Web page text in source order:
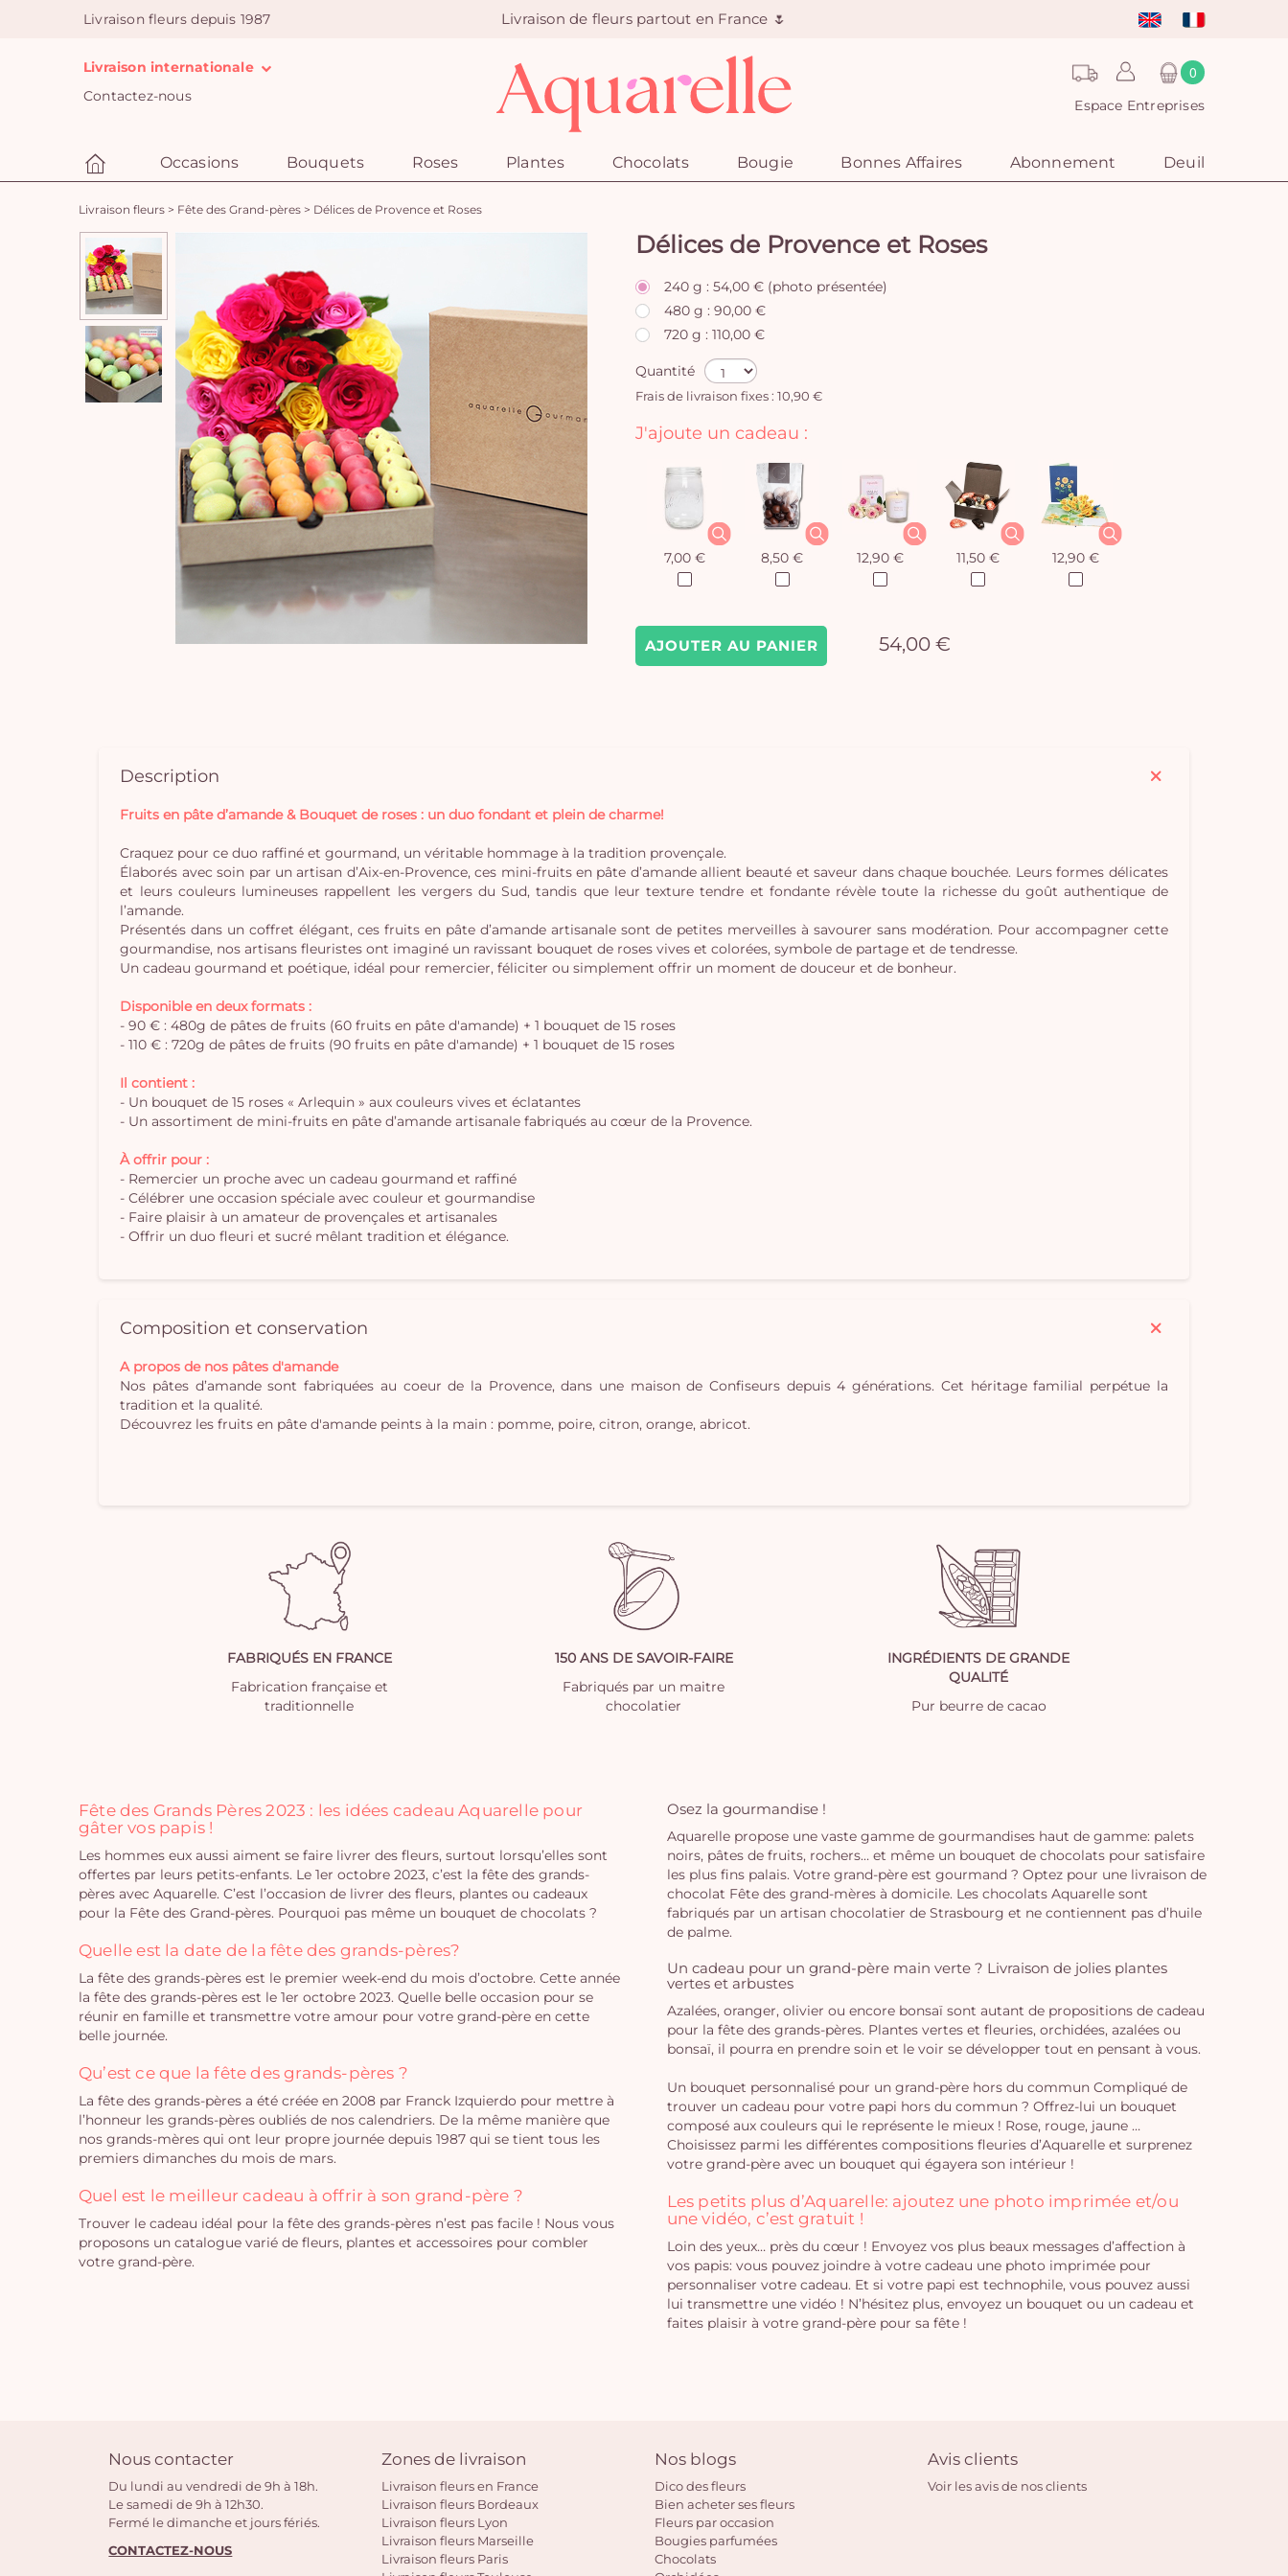
Livraison fleurs depuis 1987 Livraison de fleurs partout en France 🌷
Livraison internationale
Contactez-nous
0
Espace Entreprises
Occasions Bouquets Roses Plantes Chocolats Bougie Bonnes Affaires Abonnement Deuil
Livraison fleurs > Fête des Grand-pères > Délices de Provence et Roses
Délices de Provence et Roses
240 g : 54,00 € (photo présentée)
480 g : 90,00 €
720 g : 110,00 €
Quantité
Frais de livraison fixes : 10,90 €
AJOUTER AU PANIER 54,00 €
J'ajoute un cadeau :
7,00 € 8,50 € 12,90 € 11,50 € 12,90 €
Description
Fruits en pâte d’amande & Bouquet de roses : un duo fondant et plein de charme!
Craquez pour ce duo raffiné et gourmand, un véritable hommage à la tradition provençale.
Élaborés avec soin par un artisan d’Aix-en-Provence, ces mini-fruits en pâte d’amande allient beauté et saveur dans chaque bouchée. Leurs formes délicates
et leurs couleurs lumineuses rappellent les vergers du Sud, tandis que leur texture tendre et fondante révèle toute la richesse du goût authentique de
l’amande.
Présentés dans un coffret élégant, ces fruits en pâte d’amande artisanale sont de petites merveilles à savourer sans modération. Pour accompagner cette
gourmandise, nos artisans fleuristes ont imaginé un ravissant bouquet de roses vives et colorées, symbole de partage et de tendresse.
Un cadeau gourmand et poétique, idéal pour remercier, féliciter ou simplement offrir un moment de douceur et de bonheur.
Disponible en deux formats :
- 90 € : 480g de pâtes de fruits (60 fruits en pâte d'amande) + 1 bouquet de 15 roses
- 110 € : 720g de pâtes de fruits (90 fruits en pâte d'amande) + 1 bouquet de 15 roses
Il contient :
- Un bouquet de 15 roses « Arlequin » aux couleurs vives et éclatantes
- Un assortiment de mini-fruits en pâte d’amande artisanale fabriqués au cœur de la Provence.
À offrir pour :
- Remercier un proche avec un cadeau gourmand et raffiné
- Célébrer une occasion spéciale avec couleur et gourmandise
- Faire plaisir à un amateur de provençales et artisanales
- Offrir un duo fleuri et sucré mêlant tradition et élégance.
Composition et conservation
A propos de nos pâtes d'amande
Nos pâtes d’amande sont fabriquées au coeur de la Provence, dans une maison de Confiseurs depuis 4 générations. Cet héritage familial perpétue la
tradition et la qualité.
Découvrez les fruits en pâte d'amande peints à la main : pomme, poire, citron, orange, abricot.
FABRIQUÉS EN FRANCE
Fabrication française et
traditionnelle
150 ANS DE SAVOIR-FAIRE
Fabriqués par un maitre
chocolatier
INGRÉDIENTS DE GRANDE
QUALITÉ
Pur beurre de cacao
Fête des Grands Pères 2023 : les idées cadeau Aquarelle pour
gâter vos papis !
Les hommes eux aussi aiment se faire livrer des fleurs, surtout lorsqu’elles sont
offertes par leurs petits-enfants. Le 1er octobre 2023, c’est la fête des grands-
pères avec Aquarelle. C’est l’occasion de livrer des fleurs, plantes ou cadeaux
pour la Fête des Grand-pères. Pourquoi pas même un bouquet de chocolats ?
Quelle est la date de la fête des grands-pères?
La fête des grands-pères est le premier week-end du mois d’octobre. Cette année
la fête des grands-pères est le 1er octobre 2023. Quelle belle occasion pour se
réunir en famille et transmettre votre amour pour votre grand-père en cette
belle journée.
Qu’est ce que la fête des grands-pères ?
La fête des grands-pères a été créée en 2008 par Franck Izquierdo pour mettre à
l’honneur les grands-pères oubliés de nos calendriers. De la même manière que
nos grands-mères qui ont leur propre journée depuis 1987 qui se tient tous les
premiers dimanches du mois de mars.
Quel est le meilleur cadeau à offrir à son grand-père ?
Trouver le cadeau idéal pour la fête des grands-pères n’est pas facile ! Nous vous
proposons un catalogue varié de fleurs, plantes et accessoires pour combler
votre grand-père.
Osez la gourmandise !
Aquarelle propose une vaste gamme de gourmandises haut de gamme: palets
noirs, pâtes de fruits, rochers… et même un bouquet de chocolats pour satisfaire
les plus fins palais. Votre grand-père est gourmand ? Optez pour une livraison de
chocolat Fête des grand-mères à domicile. Les chocolats Aquarelle sont
fabriqués par un artisan chocolatier de Strasbourg et ne contiennent pas d’huile
de palme.
Un cadeau pour un grand-père main verte ? Livraison de jolies plantes
vertes et arbustes
Azalées, oranger, olivier ou encore bonsaï sont autant de propositions de cadeau
pour la fête des grands-pères. Plantes vertes et fleuries, orchidées, azalées ou
bonsaï, il pourra en prendre soin et le voir se développer tout en pensant à vous.
Un bouquet personnalisé pour un grand-père hors du commun Compliqué de
trouver un cadeau pour votre papi hors du commun ? Offrez-lui un bouquet
composé aux couleurs qui le représente le mieux ! Rose, rouge, jaune …
Choisissez parmi les différentes compositions fleuries d’Aquarelle et surprenez
votre grand-père avec un bouquet qui égayera son intérieur !
Les petits plus d’Aquarelle: ajoutez une photo imprimée et/ou
une vidéo, c’est gratuit !
Loin des yeux… près du cœur ! Envoyez vos plus beaux messages d’affection à
vos papis: vous pouvez joindre à votre cadeau une photo imprimée pour
personnaliser votre cadeau. Et si votre papi est technophile, vous pouvez aussi
lui transmettre une vidéo ! N’hésitez plus, envoyez un bouquet ou un cadeau et
faites plaisir à votre grand-père pour sa fête !
Nous contacter
Du lundi au vendredi de 9h à 18h.
Le samedi de 9h à 12h30.
Fermé le dimanche et jours fériés.
CONTACTEZ-NOUS
Zones de livraison
Livraison fleurs en France
Livraison fleurs Bordeaux
Livraison fleurs Lyon
Livraison fleurs Marseille
Livraison fleurs Paris
Nos blogs
Dico des fleurs
Bien acheter ses fleurs
Fleurs par occasion
Bougies parfumées
Chocolats
Avis clients
Voir les avis de nos clients